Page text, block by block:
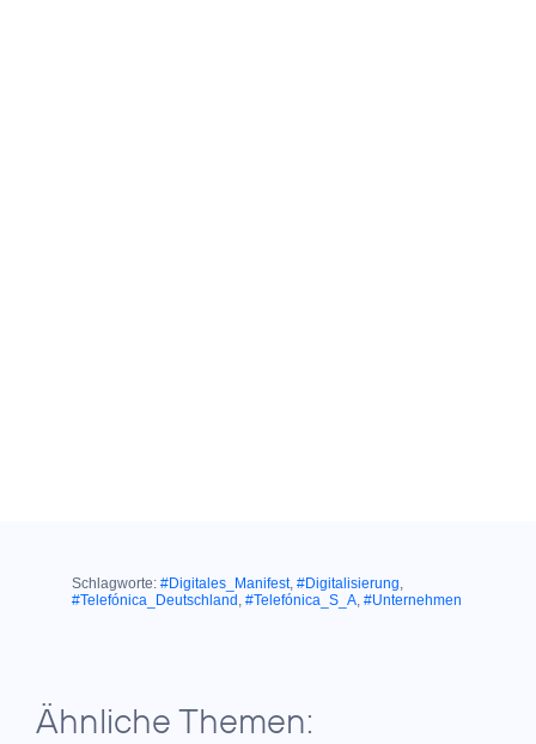
Schlagworte: #Digitales_Manifest, #Digitalisierung,
#Telefónica_Deutschland , #Telefónica_S_A, #Unternehmen
Ähnliche Themen: